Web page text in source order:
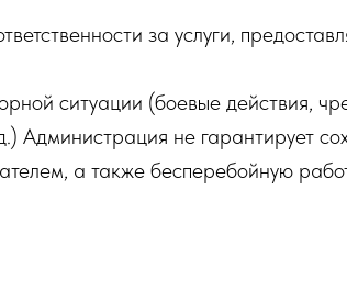
за услуги,
ситуации (боевые действия,
Администрация не гарантирует
а также бесперебойную